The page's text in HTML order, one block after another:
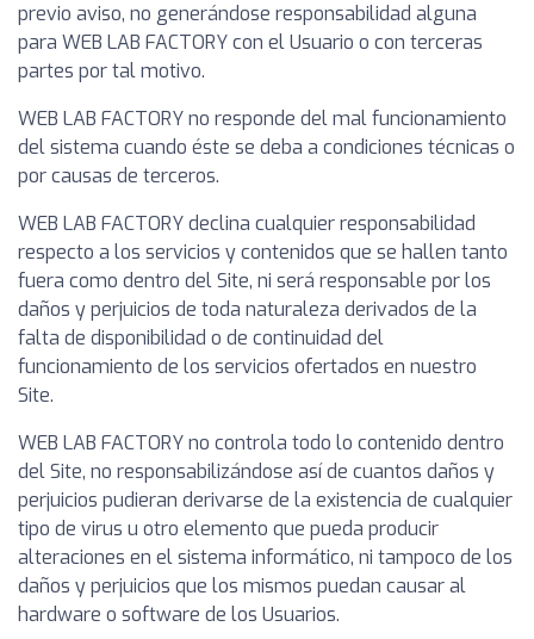
previo aviso, no generándose responsabilidad alguna
para WEB LAB FACTORY con el Usuario o con terceras
partes por tal motivo.
WEB LAB FACTORY no responde del mal funcionamiento
del sistema cuando éste se deba a condiciones técnicas o
por causas de terceros.
WEB LAB FACTORY declina cualquier responsabilidad
respecto a los servicios y contenidos que se hallen tanto
fuera como dentro del Site, ni será responsable por los
daños y perjuicios de toda naturaleza derivados de la
falta de disponibilidad o de continuidad del
funcionamiento de los servicios ofertados en nuestro
Site.
WEB LAB FACTORY no controla todo lo contenido dentro
del Site, no responsabilizándose así de cuantos daños y
perjuicios pudieran derivarse de la existencia de cualquier
tipo de virus u otro elemento que pueda producir
alteraciones en el sistema informático, ni tampoco de los
daños y perjuicios que los mismos puedan causar al
hardware o software de los Usuarios.